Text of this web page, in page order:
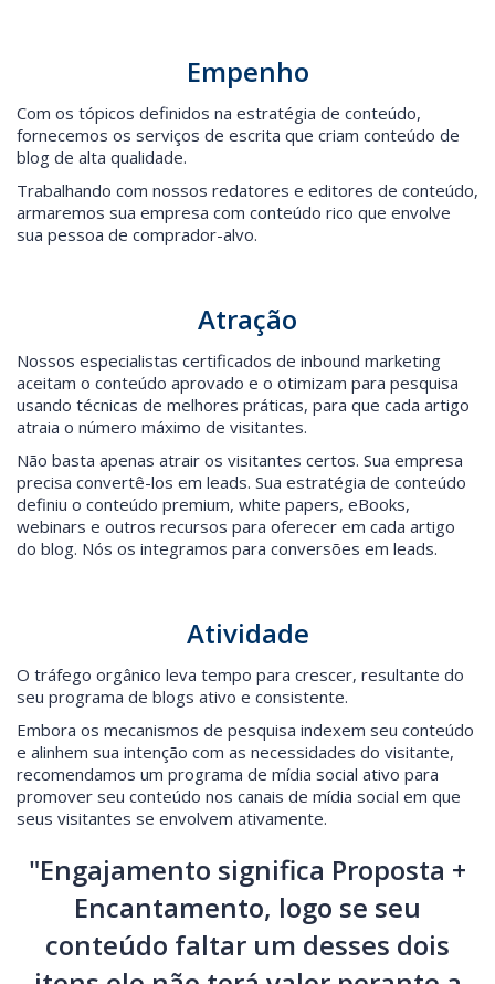
Empenho
Com os tópicos definidos na estratégia de conteúdo,
fornecemos os serviços de escrita que criam conteúdo de
blog de alta qualidade.
Trabalhando com nossos redatores e editores de conteúdo,
armaremos sua empresa com conteúdo rico que envolve
sua pessoa de comprador-alvo.
Atração
Nossos especialistas certificados de inbound marketing
aceitam o conteúdo aprovado e o otimizam para pesquisa
usando técnicas de melhores práticas, para que cada artigo
atraia o número máximo de visitantes.
Não basta apenas atrair os visitantes certos. Sua empresa
precisa convertê-los em leads. Sua estratégia de conteúdo
definiu o conteúdo premium, white papers, eBooks,
webinars e outros recursos para oferecer em cada artigo
do blog. Nós os integramos para conversões em leads.
Atividade
O tráfego orgânico leva tempo para crescer, resultante do
seu programa de blogs ativo e consistente.
Embora os mecanismos de pesquisa indexem seu conteúdo
e alinhem sua intenção com as necessidades do visitante,
recomendamos um programa de mídia social ativo para
promover seu conteúdo nos canais de mídia social em que
seus visitantes se envolvem ativamente.
"Engajamento significa Proposta +
Encantamento, logo se seu
conteúdo faltar um desses dois